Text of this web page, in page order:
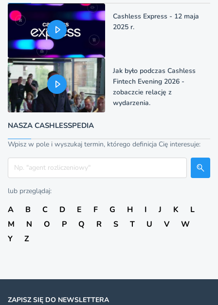
Cashless Express - 12 maja
2025 r.
Jak było podczas Cashless
Fintech Evening 2026 -
zobaczcie relację z
wydarzenia.
NASZA CASHLESSPEDIA
Wpisz w pole i wyszukaj termin, którego definicja Cię interesuje:
Szukaj
lub przeglądaj:
A B C D E F G H I J K
L
M
N O P Q R S T U V
W
Y
Z
ZAPISZ SIĘ DO NEWSLETTERA